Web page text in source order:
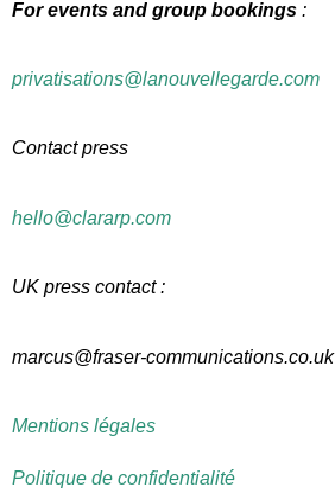
For events and group bookings :
privatisations@lanouvellegarde.com
Contact press
hello@clararp.com
UK press contact :
marcus@fraser-communications.co.uk
Mentions légales
Politique de confidentialité